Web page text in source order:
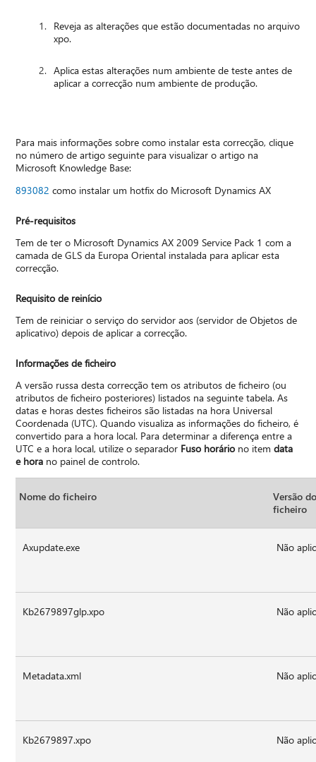
Reveja as alterações que estão documentadas no arquivo
xpo.
Aplica estas alterações num ambiente de teste antes de
aplicar a correcção num ambiente de produção.
Para mais informações sobre como instalar esta correcção, clique
no número de artigo seguinte para visualizar o artigo na
Microsoft Knowledge Base:
893082 como instalar um hotfix do Microsoft Dynamics AX
Pré-requisitos
Tem de ter o Microsoft Dynamics AX 2009 Service Pack 1 com a
camada de GLS da Europa Oriental instalada para aplicar esta
correcção.
Requisito de reinício
Tem de reiniciar o serviço do servidor aos (servidor de Objetos de
aplicativo) depois de aplicar a correcção.
Informações de ficheiro
A versão russa desta correcção tem os atributos de ficheiro (ou
atributos de ficheiro posteriores) listados na seguinte tabela. As
datas e horas destes ficheiros são listadas na hora Universal
Coordenada (UTC). Quando visualiza as informações do ficheiro, é
convertido para a hora local. Para determinar a diferença entre a
UTC e a hora local, utilize o separador Fuso horário no itemdata
e hora no painel de controlo.
Nome do ficheiro
Versão
ficheiro
Axupdate.exe Não
Kb2679897glp.xpo Não
Metadata.xml Não
Kb2679897.xpo Não